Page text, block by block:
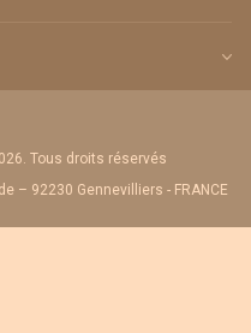
Tous droits réservés
– 92230 Gennevilliers - FRANCE